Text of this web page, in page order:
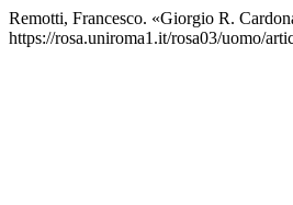
Remotti, Francesco. «Giorgio R.
https://rosa.uniroma1.it/rosa03/uomo/